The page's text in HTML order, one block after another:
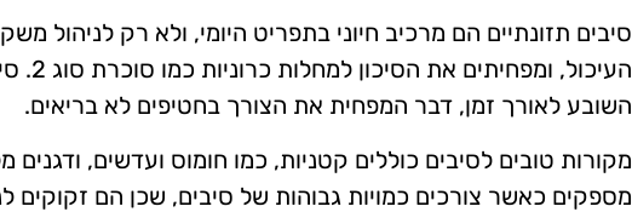
סיבים תזונתיים הם מרכיב חיוני בתפריט היומי, ולא רק לניהול
השובע לאורך זמן, דבר המפחית את הצורך בחטיפים לא בריאים.
מקורות טובים לסיבים כוללים קטניות, כמו חומוס ועדשים,
מספקים כאשר צורכים כמויות גבוהות של סיבים, שכן הם זקוקים